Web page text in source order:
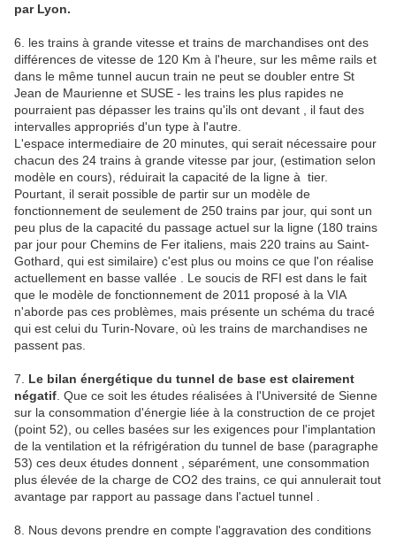
par Lyon.
6. les trains à grande vitesse et trains de marchandises ont des
différences de vitesse de 120 Km à l'heure, sur les même rails et
dans le même tunnel aucun train ne peut se doubler entre St
Jean de Maurienne et SUSE - les trains les plus rapides ne
pourraient pas dépasser les trains qu'ils ont devant , il faut des
intervalles appropriés d'un type à l'autre.
L'espace intermediaire de 20 minutes, qui serait nécessaire pour
chacun des 24 trains à grande vitesse par jour, (estimation selon
modèle en cours), réduirait la capacité de la ligne à tier.
Pourtant, il serait possible de partir sur un modèle de
fonctionnement de seulement de 250 trains par jour, qui sont un
peu plus de la capacité du passage actuel sur la ligne (180 trains
par jour pour Chemins de Fer italiens, mais 220 trains au Saint-
Gothard, qui est similaire) c'est plus ou moins ce que l'on réalise
actuellement en basse vallée . Le soucis de RFI est dans le fait
que le modèle de fonctionnement de 2011 proposé à la VIA
n'aborde pas ces problèmes, mais présente un schéma du tracé
qui est celui du Turin-Novare, où les trains de marchandises ne
passent pas.
7. Le bilan énergétique du tunnel de base est clairement
négatif . Que ce soit les études réalisées à l'Université de Sienne
sur la consommation d'énergie liée à la construction de ce projet
(point 52), ou celles basées sur les exigences pour l'implantation
de la ventilation et la réfrigération du tunnel de base (paragraphe
53) ces deux études donnent , séparément, une consommation
plus élevée de la charge de CO2 des trains, ce qui annulerait tout
avantage par rapport au passage dans l'actuel tunnel .
8. Nous devons prendre en compte l'aggravation des conditions